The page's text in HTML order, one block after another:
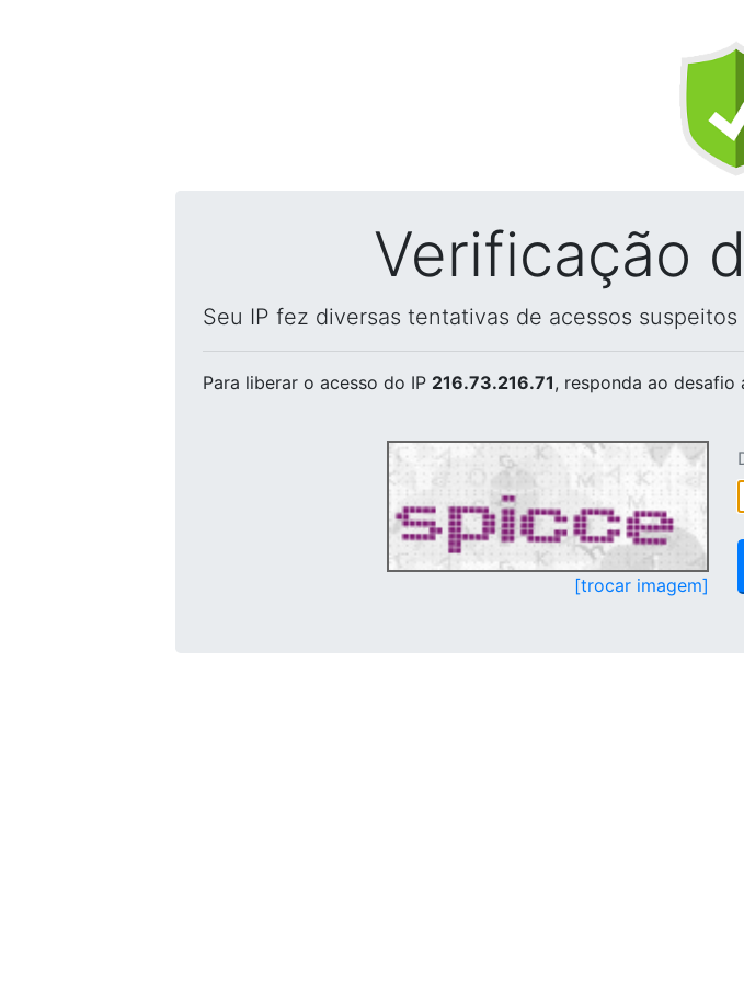
Verificação
Seu IP fez diversas tentativas de acessos
Para liberar o acesso do IP 216.73.216.71, responda ao desafio
[trocar imagem]